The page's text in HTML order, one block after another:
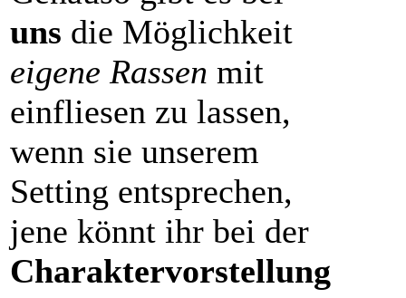
uns die Möglichkeit
eigene Rassen mit
einfliesen zu lassen,
wenn sie unserem
Setting entsprechen,
jene könnt ihr bei der
Charaktervorstellung